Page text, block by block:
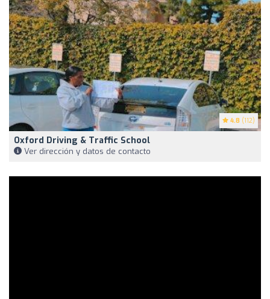
4.8 (112)
Oxford Driving & Traffic School
Ver dirección y datos de contacto